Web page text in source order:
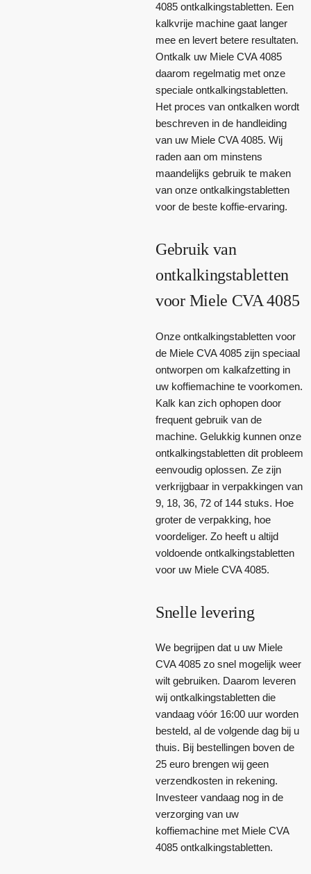
4085 ontkalkingstabletten. Een
kalkvrije machine gaat langer
mee en levert betere resultaten.
Ontkalk uw Miele CVA 4085
daarom regelmatig met onze
speciale ontkalkingstabletten.
Het proces van ontkalken wordt
beschreven in de handleiding
van uw Miele CVA 4085. Wij
raden aan om minstens
maandelijks gebruik te maken
van onze ontkalkingstabletten
voor de beste koffie-ervaring.
Gebruik van
ontkalkingstabletten
voor Miele CVA 4085
Onze ontkalkingstabletten voor
de Miele CVA 4085 zijn speciaal
ontworpen om kalkafzetting in
uw koffiemachine te voorkomen.
Kalk kan zich ophopen door
frequent gebruik van de
machine. Gelukkig kunnen onze
ontkalkingstabletten dit probleem
eenvoudig oplossen. Ze zijn
verkrijgbaar in verpakkingen van
9, 18, 36, 72 of 144 stuks. Hoe
groter de verpakking, hoe
voordeliger. Zo heeft u altijd
voldoende ontkalkingstabletten
voor uw Miele CVA 4085.
Snelle levering
We begrijpen dat u uw Miele
CVA 4085 zo snel mogelijk weer
wilt gebruiken. Daarom leveren
wij ontkalkingstabletten die
vandaag vóór 16:00 uur worden
besteld, al de volgende dag bij u
thuis. Bij bestellingen boven de
25 euro brengen wij geen
verzendkosten in rekening.
Investeer vandaag nog in de
verzorging van uw
koffiemachine met Miele CVA
4085 ontkalkingstabletten.